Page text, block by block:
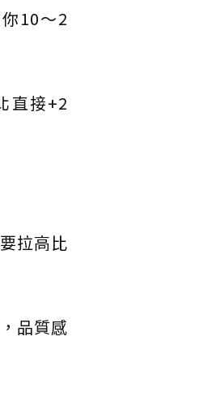
10～2
直接+2
拉高比
品質感